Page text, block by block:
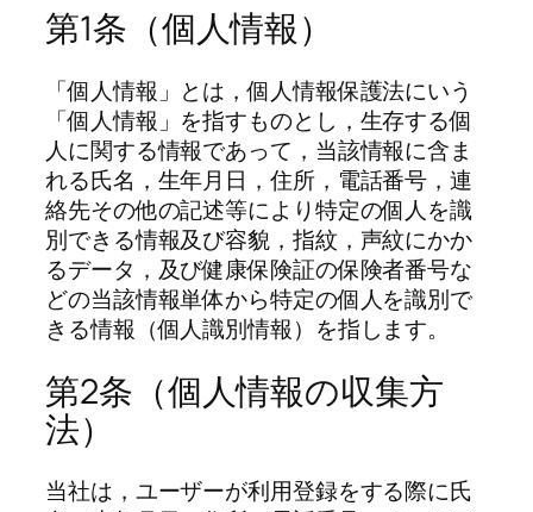
第1条（個人情報）
「個人情報」とは，個人情報保護法にいう
「個人情報」を指すものとし，生存する個
人に関する情報であって，当該情報に含ま
れる氏名，生年月日，住所，電話番号，連
絡先その他の記述等により特定の個人を識
別できる情報及び容貌，指紋，声紋にかか
るデータ，及び健康保険証の保険者番号な
どの当該情報単体から特定の個人を識別で
きる情報（個人識別情報）を指します。
第2条（個人情報の収集方
法）
当社は，ユーザーが利用登録をする際に氏